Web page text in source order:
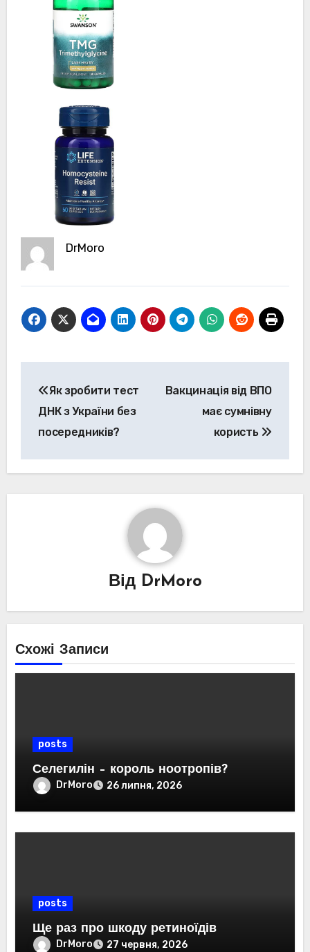
DrMoro
за
записами
Як зробити тест
ДНК з України без
посередників?
Вакцинація від ВПО
має сумнівну
користь
Від DrMoro
Схожі Записи
posts
Селегилін – король ноотропів?
DrMoro 26 липня, 2026
posts
Ще раз про шкоду ретиноїдів
DrMoro 27 червня, 2026